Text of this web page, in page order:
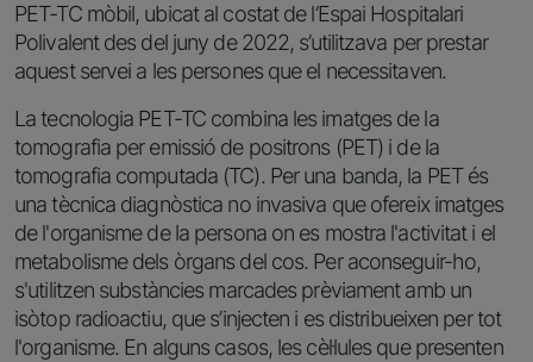
PET-TC mòbil, ubicat al costat de l’Espai Hospitalari
Polivalent des del juny de 2022, s’utilitzava per prestar
aquest servei a les persones que el necessitaven.
La tecnologia PET-TC combina les imatges de la
tomografia per emissió de positrons (PET) i de la
tomografia computada (TC). Per una banda, la PET és
una tècnica diagnòstica no invasiva que ofereix imatges
de l'organisme de la persona on es mostra l'activitat i el
metabolisme dels òrgans del cos. Per aconseguir-ho,
s'utilitzen substàncies marcades prèviament amb un
isòtop radioactiu, que s’injecten i es distribueixen per tot
l'organisme. En alguns casos, les cèl·lules que presenten